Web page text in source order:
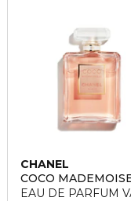
CHANEL
COCO
EAU DE PARFUM